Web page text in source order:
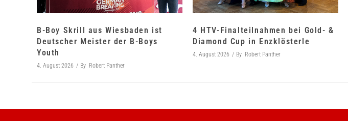
B-Boy Skrill aus Wiesbaden ist
Deutscher Meister der B-Boys
Youth
4. August 2026 By Robert Panther
4 HTV-Finalteilnahmen bei Gold- &
Diamond Cup in Enzklösterle
4. August 2026 By Robert Panther